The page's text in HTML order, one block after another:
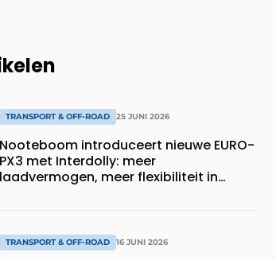
TRANSPORT & OFF-ROAD 25 JUNI 2026
Nooteboom introduceert nieuwe EURO-
PX3 met Interdolly: meer
laadvermogen, meer flexibiliteit in
TRANSPORT & OFF-ROAD 16 JUNI 2026